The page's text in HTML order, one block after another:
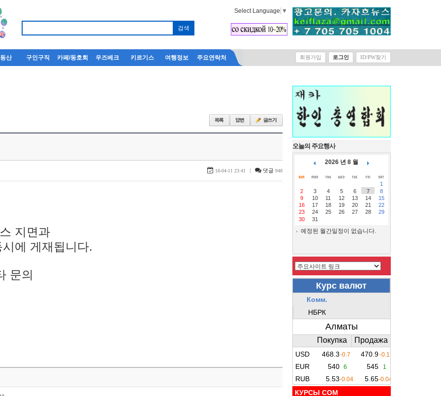
Select Language ▼
산 구인구직 카페/동호회 우즈베크 키르기스 여행정보 주요연락처 회원가입 로그인 ID/PW찾기
18-04-11 23:41 | 댓글 948
지면과
에 게재됩니다.
문의
오늘의 주요행사
2026 년 8 월
1
2
3 4 5 6 7
8
9
10 11 12 13 14
15
16
17 18 19 20 21
22
23
24 25 26 27 28
29
30
31
예정된 월간일정이 없습니다.
КУРСЫ COM